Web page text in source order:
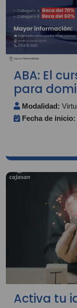
ABA: El
para
Modalidad:
Fecha de inicio:
Activa tu